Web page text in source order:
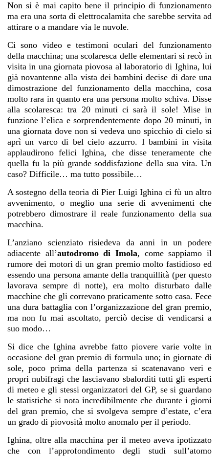
Non si è mai capito bene il principio di funzionamento
ma era una sorta di elettrocalamita che sarebbe servita ad
attirare o a mandare via le nuvole.
Ci sono video e testimoni oculari del funzionamento
della macchina; una scolaresca delle elementari si recò in
visita in una giornata piovosa al laboratorio di Ighina, lui
già novantenne alla vista dei bambini decise di dare una
dimostrazione del funzionamento della macchina, cosa
molto rara in quanto era una persona molto schiva. Disse
alla scolaresca: tra 20 minuti ci sarà il sole! Mise in
funzione l’elica e sorprendentemente dopo 20 minuti, in
una giornata dove non si vedeva uno spicchio di cielo si
aprì un varco di bel cielo azzurro. I bambini in visita
applaudirono felici Ighina, che disse teneramente che
quella fu la più grande soddisfazione della sua vita. Un
caso? Difficile… ma tutto possibile…
A sostegno della teoria di Pier Luigi Ighina ci fù un altro
avvenimento, o meglio una serie di avvenimenti che
potrebbero dimostrare il reale funzionamento della sua
macchina.
L’anziano scienziato risiedeva da anni in un podere
adiacente all’autodromo di Imola, come sappiamo il
rumore dei motori di un gran premio molto fastidioso ed
essendo una persona amante della tranquillità (per questo
lavorava sempre di notte), era molto disturbato dalle
macchine che gli correvano praticamente sotto casa. Fece
una dura battaglia con l’organizzazione del gran premio,
ma non fu mai ascoltato, perciò decise di vendicarsi a
suo modo…
Si dice che Ighina avrebbe fatto piovere varie volte in
occasione del gran premio di formula uno; in giornate di
sole, poco prima della partenza si scatenavano veri e
propri nubifragi che lasciavano sbalorditi tutti gli esperti
di meteo e gli stessi organizzatori del GP, se si guardano
le statistiche si nota incredibilmente che durante i giorni
del gran premio, che si svolgeva sempre d’estate, c’era
un grado di piovosità molto anomalo per il periodo.
Ighina, oltre alla macchina per il meteo aveva ipotizzato
che con l’approfondimento degli studi sull’atomo